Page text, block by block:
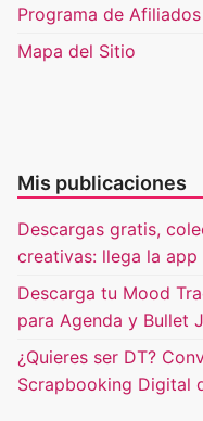
Programa de Afiliados
Mapa del Sitio
Mis publicaciones
Descargas gratis,
creativas: llega la
Descarga tu Mood
para Agenda y Bullet
¿Quieres ser DT?
Scrapbooking Digital